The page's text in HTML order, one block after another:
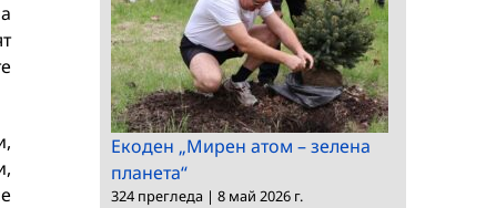
Екоден „Мирен атом – зелена
планета“
324 прегледа | 8 май 2026 г.